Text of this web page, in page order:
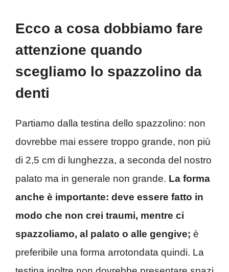
Ecco a cosa dobbiamo fare
attenzione quando
scegliamo lo spazzolino da
denti
Partiamo dalla testina dello spazzolino: non
dovrebbe mai essere troppo grande, non più
di 2,5 cm di lunghezza, a seconda del nostro
palato ma in generale non grande. La forma
anche è importante: deve essere fatto in
modo che non crei traumi, mentre ci
spazzoliamo, al palato o alle gengive; è
preferibile una forma arrotondata quindi. La